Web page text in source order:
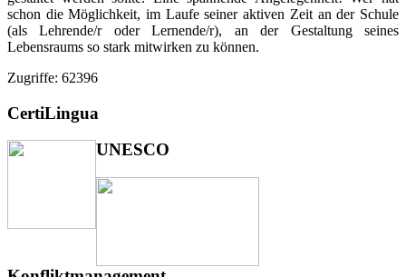
schon die Möglichkeit, im Laufe seiner aktiven Zeit an der Schule
(als Lehrende/r oder Lernende/r), an der Gestaltung seines
Lebensraums so stark mitwirken zu können.
Zugriffe: 62396
CertiLingua
UNESCO